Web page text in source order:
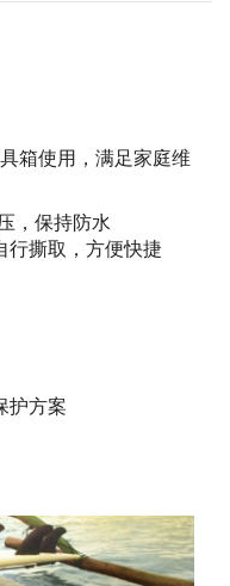
箱使用，满足家庭维
，保持防水
行撕取，方便快捷
护方案